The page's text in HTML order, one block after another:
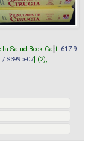
la Salud Book Cart [ 617.9
/ S399p-07 ] (2),